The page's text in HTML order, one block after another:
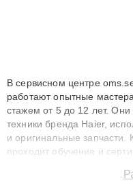
В сервисном центре
работают опытные
стажем от 5 до 12 лет.
техники бренда Haier,
и оригинальные
проходит обучение и
сохранением гарантии